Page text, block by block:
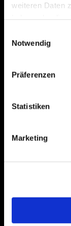
weiteren Daten
Notwendig
Präferenzen
Statistiken
Marketing